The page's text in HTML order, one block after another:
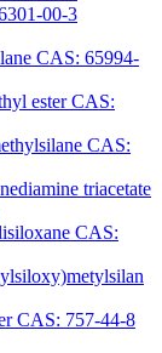
00-3
CAS: 65994-
ester CAS:
CAS:
triacetate
CAS:
CAS: 757-44-8